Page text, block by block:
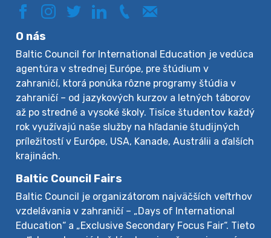
O nás
Baltic Council for International Education je vedúca
agentúra v strednej Európe, pre štúdium v
zahraničí, ktorá ponúka rôzne programy štúdia v
zahraničí – od jazykových kurzov a letných táborov
až po stredné a vysoké školy. Tisíce študentov každý
rok využívajú naše služby na hľadanie študijných
príležitostí v Európe, USA, Kanade, Austrálii a ďalších
krajinách.
Baltic Council Fairs
Baltic Council je organizátorom najväčších veľtrhov
vzdelávania v zahraničí – „Days of International
Education“ a „Exclusive Secondary Focus Fair“. Tieto